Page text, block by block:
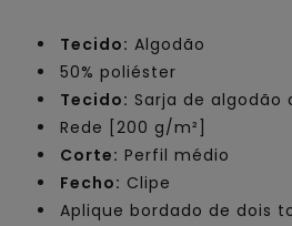
Tecido: Algodão
50% poliéster
Tecido: Sarja de algodão
Rede [200 g/m²]
Corte: Perfil médio
Fecho: Clipe
Aplique bordado de dois